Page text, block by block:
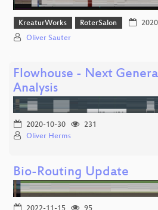
KreaturWorks RoterSalon
Oliver Sauter
Flowhouse - Next
Analysis
2020-10-30
231
Oliver Herms
Bio-Routing Update